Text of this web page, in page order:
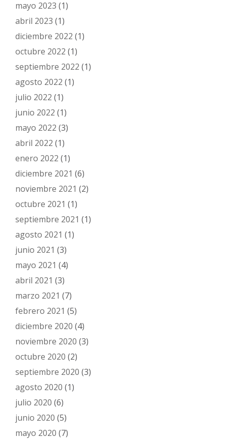
mayo 2023 (1)
abril 2023 (1)
diciembre 2022 (1)
octubre 2022 (1)
septiembre 2022 (1)
agosto 2022 (1)
julio 2022 (1)
junio 2022 (1)
mayo 2022 (3)
abril 2022 (1)
enero 2022 (1)
diciembre 2021 (6)
noviembre 2021 (2)
octubre 2021 (1)
septiembre 2021 (1)
agosto 2021 (1)
junio 2021 (3)
mayo 2021 (4)
abril 2021 (3)
marzo 2021 (7)
febrero 2021 (5)
diciembre 2020 (4)
noviembre 2020 (3)
octubre 2020 (2)
septiembre 2020 (3)
agosto 2020 (1)
julio 2020 (6)
junio 2020 (5)
mayo 2020 (7)